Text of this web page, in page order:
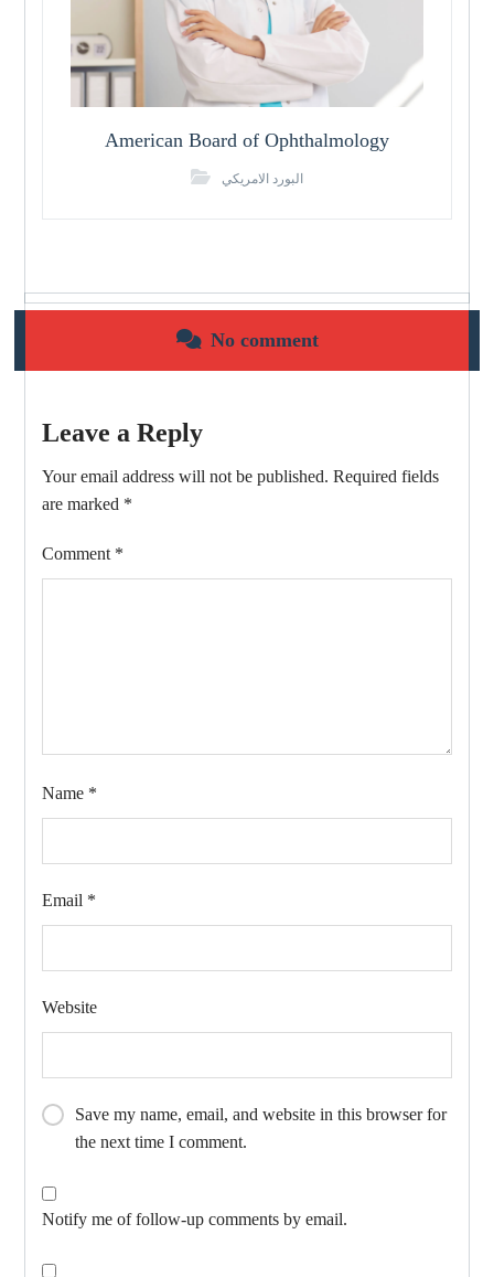
American Board of Ophthalmology
البورد الامريكي
No comment
Leave a Reply
Your email address will not be published. Required fields
are marked *
Comment *
Name *
Email *
Website
Save my name, email, and website in this browser for
the next time I comment.
Notify me of follow-up comments by email.